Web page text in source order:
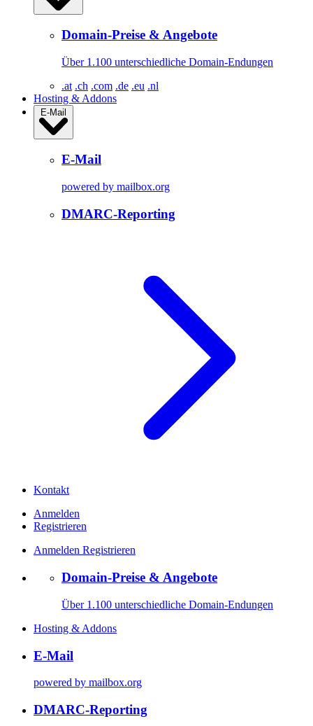
Domain-Preise & Angebote
Über 1.100 unterschiedliche Domain-Endungen
.at .ch .com .de .eu .nl
Hosting & Addons
E-Mail
E-Mail
powered by mailbox.org
DMARC-Reporting
Kontakt
Anmelden
Registrieren
Anmelden Registrieren
Domain-Preise & Angebote
Über 1.100 unterschiedliche Domain-Endungen
Hosting & Addons
E-Mail
powered by mailbox.org
DMARC-Reporting